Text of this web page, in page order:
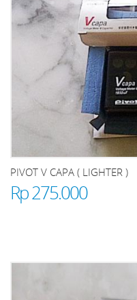
PIVOT V CAPA ( LIGHTER )
Rp 275.000